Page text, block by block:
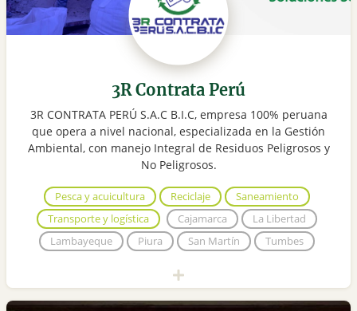
3R Contrata Perú
3R CONTRATA PERÚ S.A.C B.I.C, empresa 100% peruana
que opera a nivel nacional, especializada en la Gestión
Ambiental, con manejo Integral de Residuos Peligrosos y
No Peligrosos.
Pesca y acuicultura Reciclaje
Saneamiento
Transporte y logística
Cajamarca
La Libertad
Lambayeque
Piura San Martín Tumbes